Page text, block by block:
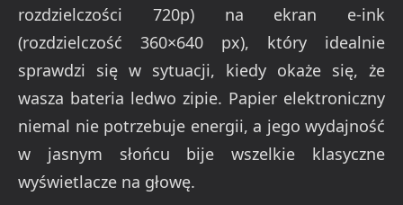
rozdzielczości 720p) na ekran e-ink
(rozdzielczość 360×640 px), który idealnie
sprawdzi się w sytuacji, kiedy okaże się, że
wasza bateria ledwo zipie. Papier elektroniczny
niemal nie potrzebuje energii, a jego wydajność
w jasnym słońcu bije wszelkie klasyczne
wyświetlacze na głowę.